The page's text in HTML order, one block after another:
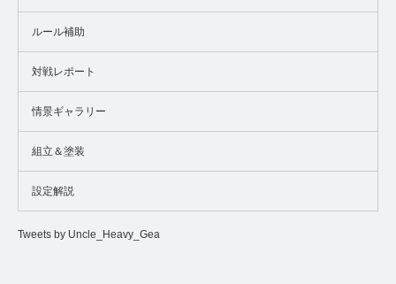
ルール補助
対戦レポート
情景ギャラリー
組立＆塗装
設定解説
Tweets by Uncle_Heavy_Gea